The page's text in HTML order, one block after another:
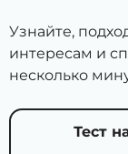
Узнайте,
интересам и
несколько
Тест